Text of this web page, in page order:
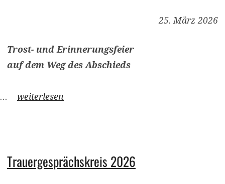
25. März 2026
Trost- und Erinnerungsfeier
auf dem Weg des Abschieds
… weiterlesen
Trauergesprächskreis 2026